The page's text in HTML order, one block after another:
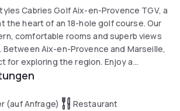
Cabries Golf Aix-en-Provence TGV, a
the heart of an 18-hole golf course. Our
comfortable rooms and superb views
Aix-en-Provence and Marseille,
for exploring the region. Enjoy a
in our lounge and savor our buffet
(auf Anfrage)
Restaurant